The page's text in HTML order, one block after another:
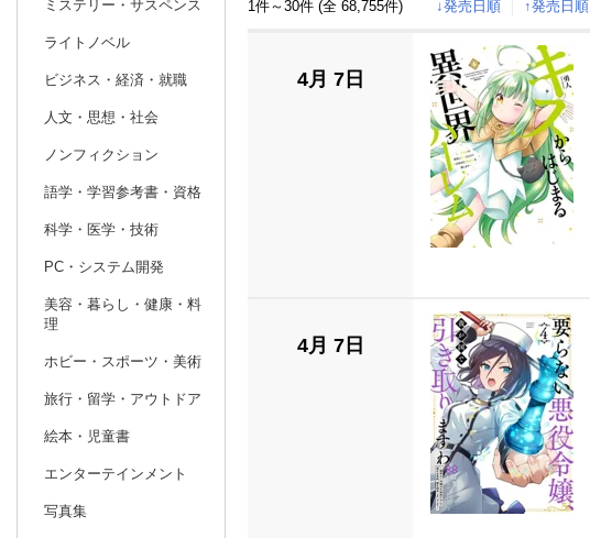
ミステリー・サスペンス
ライトノベル
ビジネス・経済・就職
人文・思想・社会
ノンフィクション
語学・学習参考書・資格
科学・医学・技術
PC・システム開発
美容・暮らし・健康・料
理
ホビー・スポーツ・美術
旅行・留学・アウトドア
絵本・児童書
エンターテインメント
写真集
日別 月間
2026 年 2月
1件～30件 (全 68,755件) ↓発売日順 ↑発売日順
4月 7日
4月 7日